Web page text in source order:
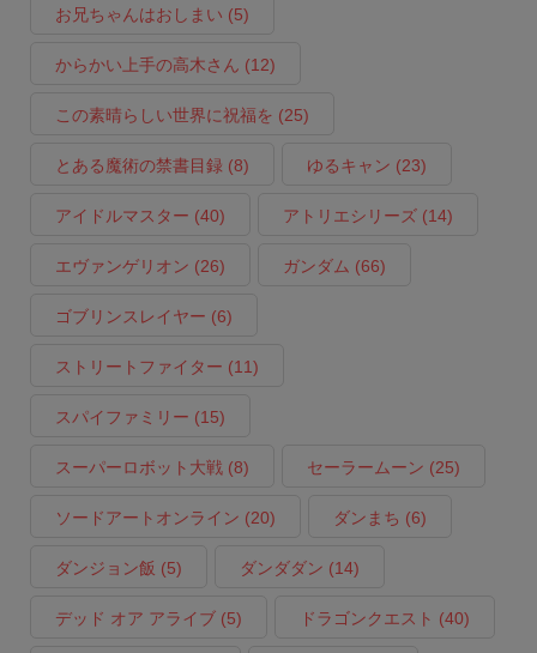
お兄ちゃんはおしまい (5)
からかい上手の高木さん (12)
この素晴らしい世界に祝福を (25)
とある魔術の禁書目録 (8) ゆるキャン (23)
アイドルマスター (40) アトリエシリーズ(14)
エヴァンゲリオン (26) ガンダム (66)
ゴブリンスレイヤー (6)
ストリートファイター (11)
スパイファミリー (15)
スーパーロボット大戦(8) セーラームーン (25)
ソードアートオンライン (20) ダンまち (6)
ダンジョン飯 (5) ダンダダン (14)
デッド オア アライブ(5) ドラゴンクエスト (40)